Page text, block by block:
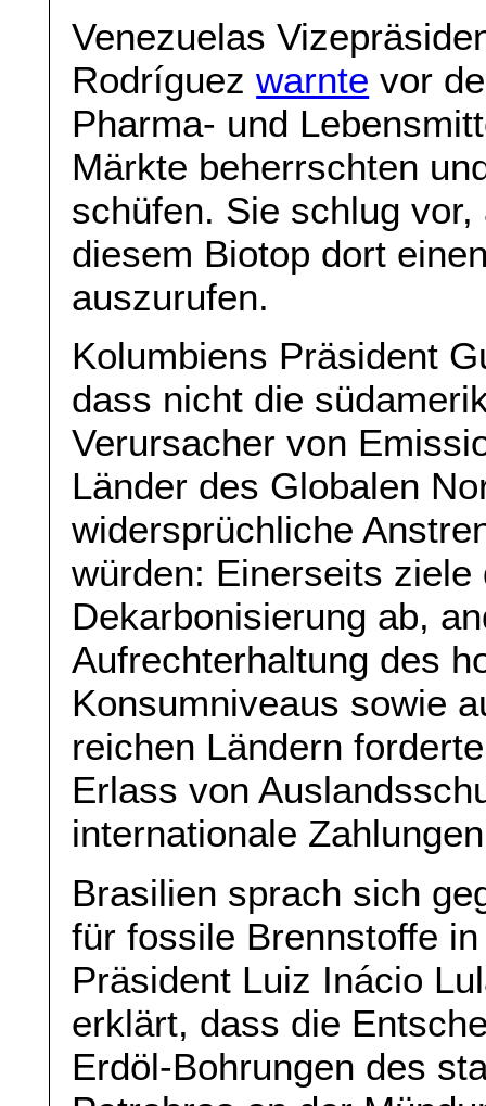
Venezuelas
Rodríguezwarnte vor
Pharma- und
Märkte beherrschten
schüfen. Sie schlug
diesem Biotop dort
auszurufen.
Kolumbiens Präsident
dass nicht die
Verursacher von
Länder des Globalen
widersprüchliche
würden: Einerseits
Dekarbonisierung ab,
Aufrechterhaltung des
Konsumniveaus sowie
reichen Ländern
Erlass von
internationale
Brasilien sprach sich
für fossile Brennstoffe
Präsident Luiz Inácio
erklärt, dass die
Erdöl-Bohrungen des